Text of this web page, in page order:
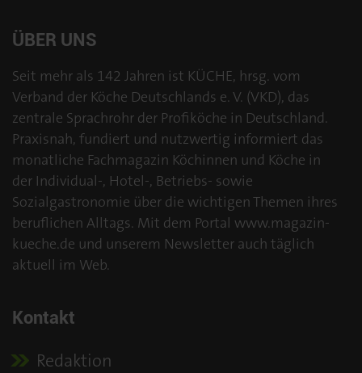
ÜBER UNS
Seit mehr als 142 Jahren ist KÜCHE, hrsg. vom
Verband der Köche Deutschlands e. V. (VKD), das
zentrale Sprachrohr der Profiköche in Deutschland.
Praxisnah, fundiert und nutzwertig informiert das
monatliche Fachmagazin Köchinnen und Köche in
der Individual-, Hotel-, Betriebs- sowie
Sozialgastronomie über die wichtigen Themen ihres
beruflichen Alltags. Mit dem Portal www.magazin-
kueche.de und unserem Newsletter auch täglich
aktuell im Web.
Kontakt
Redaktion